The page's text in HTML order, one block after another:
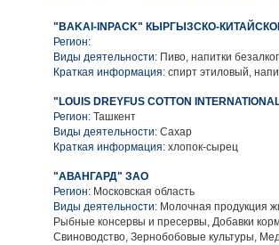
"BAKAI-INPACK" КЫРГЫЗСКО-
Регион:
Виды деятельности: Пиво, напитки
Краткая информация: спирт этиловый,
"LOUIS DREYFUS COTTON
Регион: Ташкент
Виды деятельности: Сахар
Краткая информация: хлопок-сырец
"АВАНГАРД" ЗАО
Регион: Московская область
Виды деятельности: Молочная продукция
Рыбные консервы и пресервы, Добавки
Свиноводство, Зернобобовые культуры,